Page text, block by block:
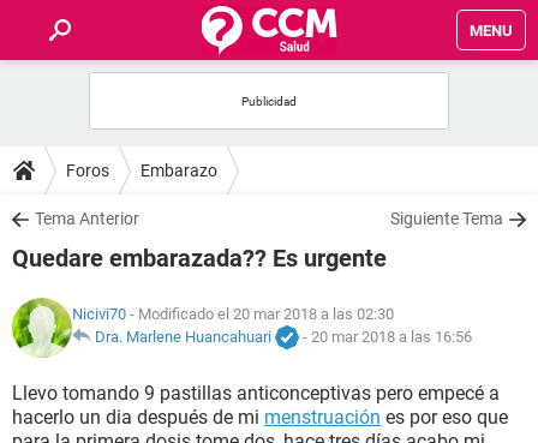
MENU
FOROS
SALUD
FAMILIA
NUTRICIÓN
BIENESTAR
Foros Embarazo
Tema Anterior Siguiente Tema
Quedare embarazada?? Es urgente
Nicivi70 - Modificado el 20 mar 2018 a las 02:30
Dra. Marlene Huancahuari
- 20 mar 2018 a las 16:56
Llevo tomando 9 pastillas anticonceptivas pero empecé a
hacerlo un dia después de mi menstruación es por eso que